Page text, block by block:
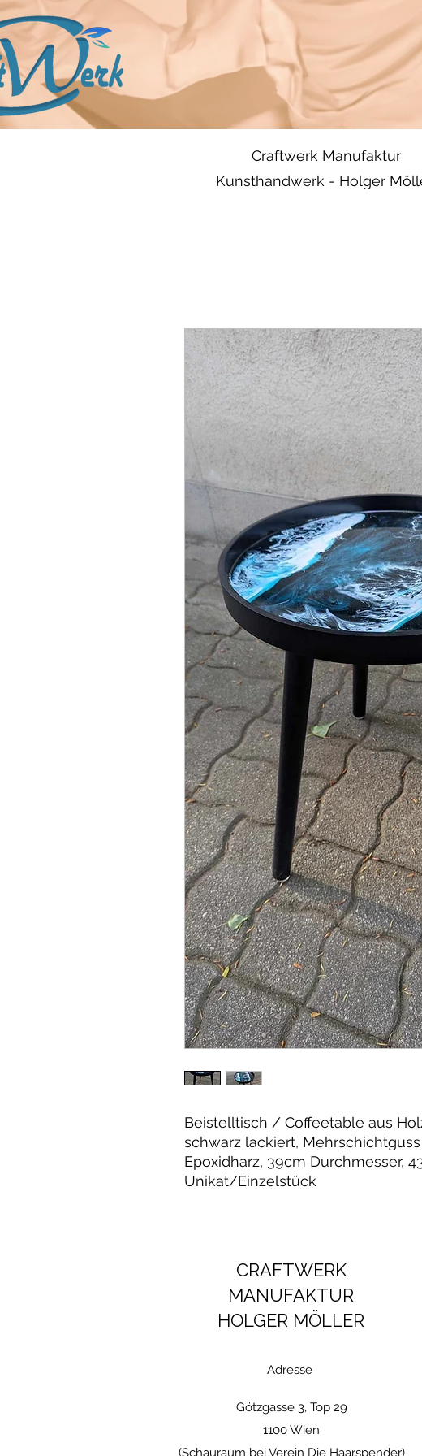
Craftwerk Manufaktur
Kunsthandwerk - Holger
Beistelltisch / Coffeetable aus
schwarz lackiert,
Epoxidharz, 39cm Durchmesser,
Unikat/Einzelstück
CRAFTWERK
MANUFAKTUR
HOLGER MÖLLER
Adresse
Götzgasse 3, Top 29
1100 Wien
(Schauraum bei Verein Die Haarspender)